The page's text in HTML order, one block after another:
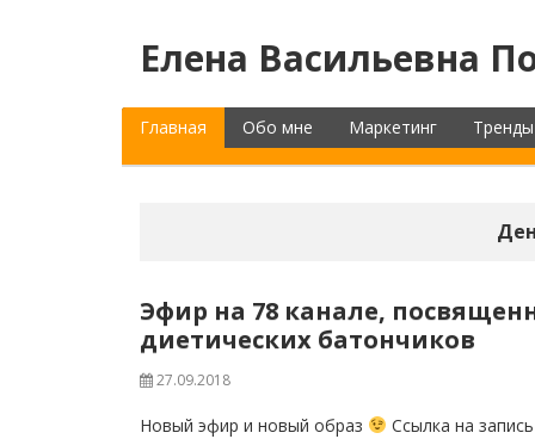
Елена Васильевна
Главная Обо мне Маркетинг Тренды
Эфир на 78 канале,
диетических батончиков
27.09.2018
Новый эфир и новый образ
Ссылка на